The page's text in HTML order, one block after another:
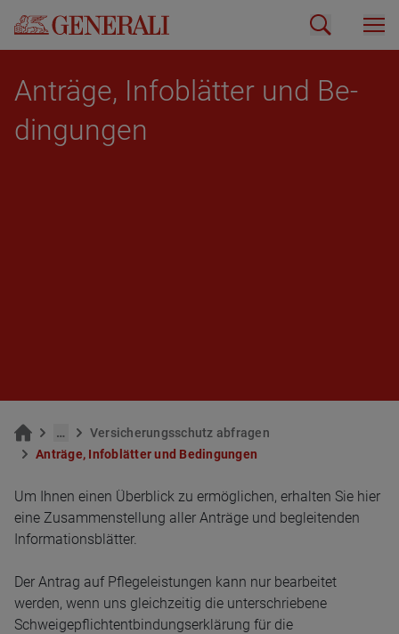
An­trä­ge, In­fo­blät­ter und Be­
din­gun­gen
…
Ver­si­che­rungs­schutz ab­fra­gen
An­trä­ge, In­fo­blät­ter und Be­din­gun­gen
Um Ihnen einen Überblick zu ermöglichen, erhalten Sie hier
eine Zusammenstellung aller Anträge und begleitenden
Informationsblätter.
Der Antrag auf Pflegeleistungen kann nur bearbeitet
werden, wenn uns gleichzeitig die unterschriebene
Schweigepflichtentbindungserklärung für die